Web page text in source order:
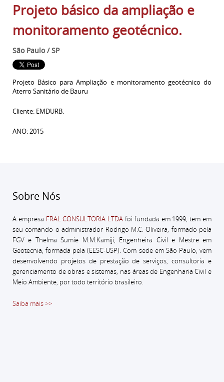
Projeto básico da ampliação e
monitoramento geotécnico.
São Paulo / SP
Projeto Básico para Ampliação e monitoramento geotécnico do
Aterro Sanitário de Bauru
Cliente: EMDURB.
ANO: 2015
Sobre Nós
A empresa FRAL CONSULTORIA LTDA foi fundada em 1999, tem em
seu comando o administrador Rodrigo M.C. Oliveira, formado pela
FGV e Thelma Sumie M.M.Kamiji, Engenheira Civil e Mestre em
Geotecnia, formada pela (EESC-USP).Com sede em São Paulo, vem
desenvolvendo projetos de prestação de serviços, consultoria e
gerenciamento de obras e sistemas, nas áreas de Engenharia Civil e
Meio Ambiente, por todo território brasileiro.
Saiba mais >>